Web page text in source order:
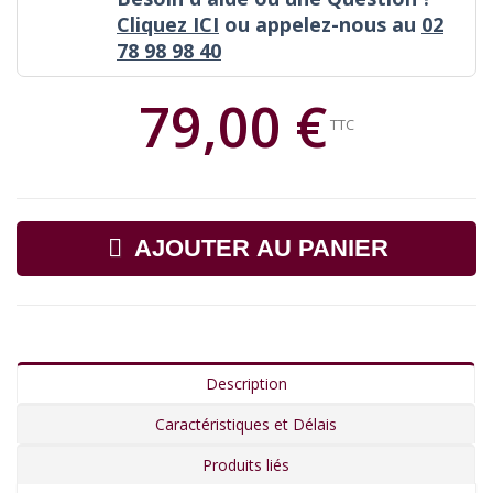
Cliquez ICI ou appelez-nous au 02
78 98 98 40
79,00 €TTC
AJOUTER AU PANIER
Description
Caractéristiques et Délais
Produits liés